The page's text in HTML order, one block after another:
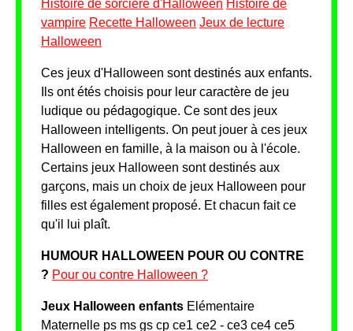
Histoire de sorcière d'Halloween Histoire de
vampire Recette Halloween Jeux de lecture
Halloween
Ces jeux d'Halloween sont destinés aux enfants.
Ils ont étés choisis pour leur caractère de jeu
ludique ou pédagogique. Ce sont des jeux
Halloween intelligents. On peut jouer à ces jeux
Halloween en famille, à la maison ou à l'école.
Certains jeux Halloween sont destinés aux
garçons, mais un choix de jeux Halloween pour
filles est également proposé. Et chacun fait ce
qu'il lui plaît.
HUMOUR HALLOWEEN POUR OU CONTRE
? Pour ou contre Halloween ?
Jeux Halloween enfants Elémentaire
Maternelle ps ms gs cp ce1 ce2 - ce3 ce4 ce5